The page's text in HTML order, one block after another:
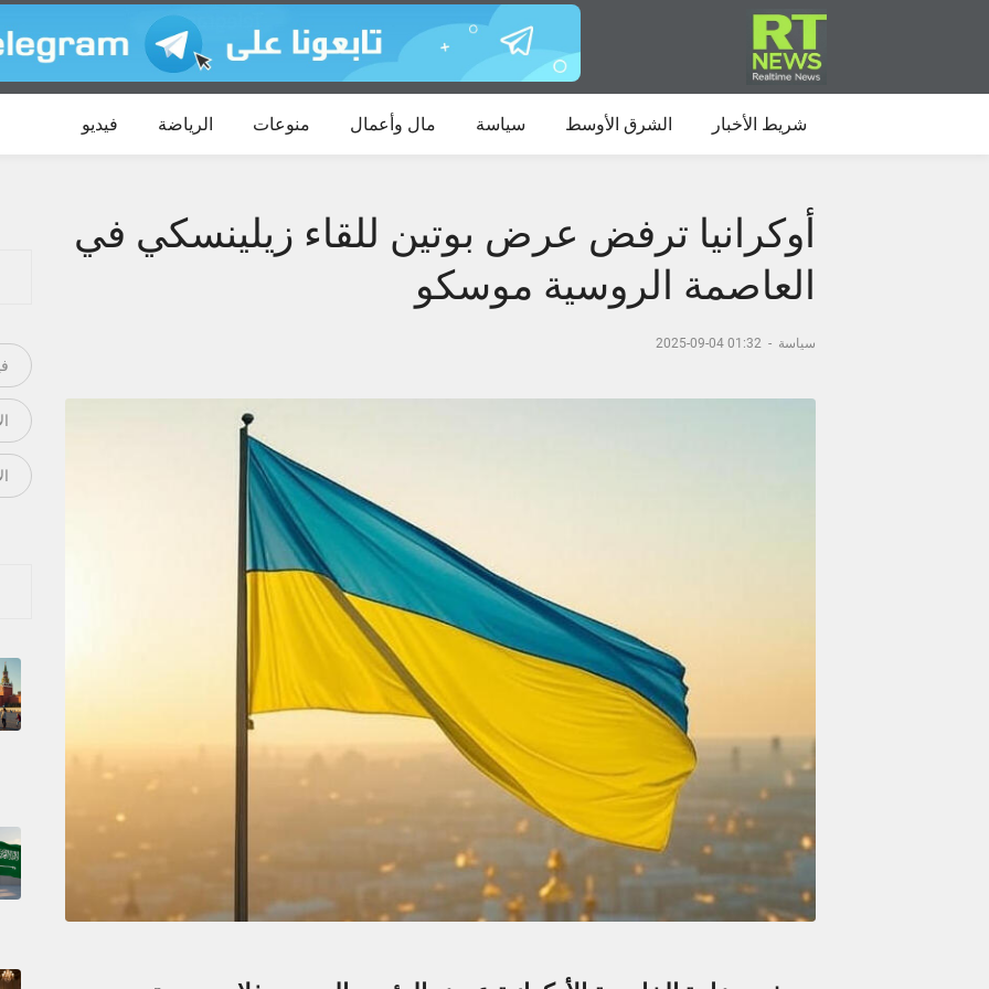
شريط الأخبار الشرق الأوسط سياسة مال وأعمال منوعات الرياضة فيديو
أوكرانيا ترفض عرض بوتين للقاء زيلينسكي في
العاصمة الروسية موسكو
سياسة -
01:32 04-09-2025